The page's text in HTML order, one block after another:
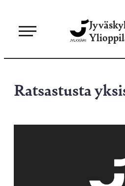
sisältöön
Ratsastusta